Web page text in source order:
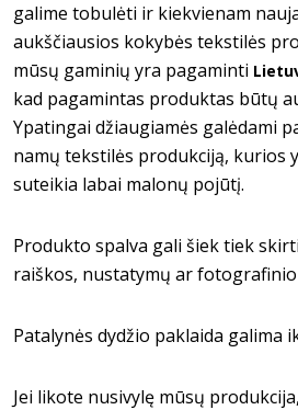
galime tobulėti ir kiekvienam
aukščiausios kokybės tekstilės
mūsų gaminių yra pagaminti
kad pagamintas produktas būtų
Ypatingai džiaugiamės galėdami
namų tekstilės produkciją, kurios
suteikia labai malonų pojūtį.
Produkto spalva gali šiek tiek
raiškos, nustatymų ar
Patalynės dydžio paklaida galima
Jei likote nusivylę mūsų